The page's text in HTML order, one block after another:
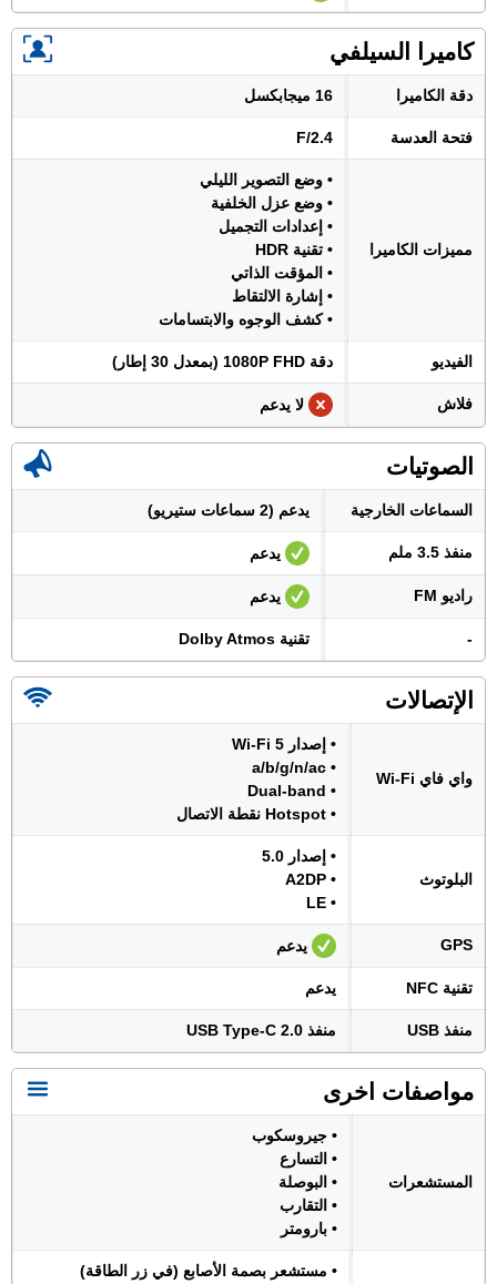
كاميرا السيلفي
دقة الكاميرا 16 ميجابكسل
فتحة العدسة F/2.4
مميزات الكاميرا
• وضع التصوير الليلي
• وضع عزل الخلفية
• إعدادات التجميل
• تقنية HDR
• المؤقت الذاتي
• إشارة الالتقاط
• كشف الوجوه والابتسامات
الفيديو دقة 1080P FHD (بمعدل 30 إطار)
فلاش لا يدعم
الصوتيات
السماعات الخارجية يدعم (2 سماعات ستيريو)
منفذ 3.5 ملم يدعم
راديو FM يدعم
- تقنية Dolby Atmos
الإتصالات
واي فاي Wi-Fi
• إصدار Wi-Fi 5
• a/b/g/n/ac
• Dual-band
• Hotspot نقطة الاتصال
البلوتوث
• إصدار 5.0
• A2DP
• LE
GPS يدعم
تقنية NFC يدعم
منفذ USB منفذ USB Type-C 2.0
مواصفات اخرى
المستشعرات
• جيروسكوب
• التسارع
• البوصلة
• التقارب
• بارومتر
• مستشعر بصمة الأصابع (في زر الطاقة)